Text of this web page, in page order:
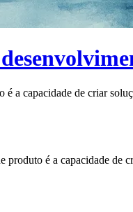
a capacidade de criar
é a capacidade de